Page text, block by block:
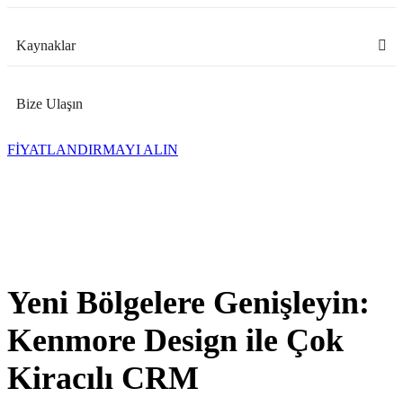
Kaynaklar
Bize Ulaşın
FİYATLANDIRMAYI ALIN
Yeni Bölgelere Genişleyin:
Kenmore Design ile Çok
Kiracılı CRM